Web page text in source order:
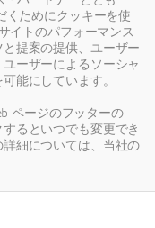
をご参照くださ
くためにクッキーを使
イトのパフォーマンス
提案の提供、ユーザー
ーザーによるソーシャ
能にしています。
ページのフッターの
るといつでも変更でき
細については、当社の